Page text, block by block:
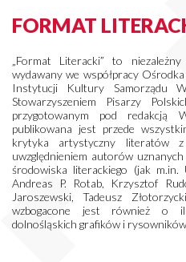
FORMAT
„Format Literacki” to
wydawany we współpracy
Instytucji Kultury Samorządu
Stowarzyszeniem Pisarzy
przygotowanym pod redakcją
publikowana jest przede
krytyka artystyczny literatów z
uwzględnieniem autorów
środowiska literackiego (jak
Andreas P. Rotab, Krzysztof
Jaroszewski, Tadeusz
wzbogacone jest również o
dolnośląskich grafików i